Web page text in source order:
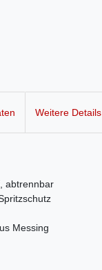
Weitere Details
abtrennbar
Messing